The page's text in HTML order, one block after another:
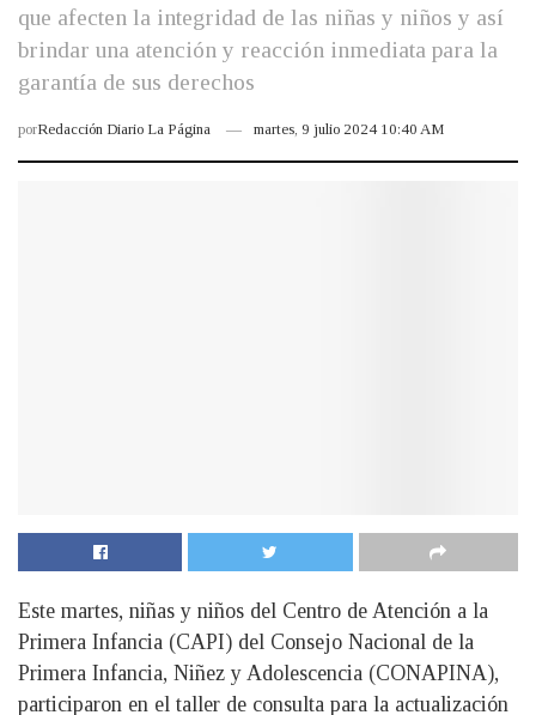
que afecten la integridad de las niñas y niños y así
brindar una atención y reacción inmediata para la
garantía de sus derechos
porRedacción Diario La Página martes, 9 julio 2024 10:40 AM
Este martes, niñas y niños del Centro de Atención a la
Primera Infancia (CAPI) del Consejo Nacional de la
Primera Infancia, Niñez y Adolescencia (CONAPINA),
participaron en el taller de consulta para la actualización